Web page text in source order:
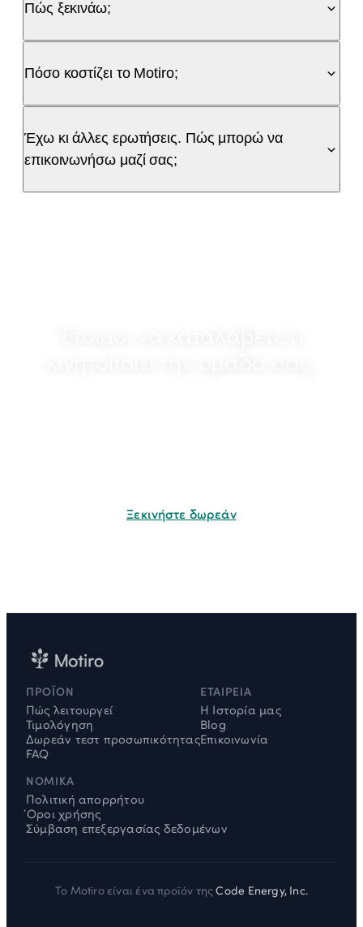
Πώς ξεκινάω;
Πόσο κοστίζει το Motiro;
Έχω κι άλλες ερωτήσεις. Πώς μπορώ να
επικοινωνήσω μαζί σας;
Ξεκινήστε δωρεάν
ΠΡΟΪΌΝ
Πώς λειτουργεί
Τιμολόγηση
Δωρεάν τεστ προσωπικότητας
FAQ
ΕΤΑΙΡΕΊΑ
Η Ιστορία μας
Blog
Επικοινωνία
ΝΟΜΙΚΆ
Πολιτική απορρήτου
Όροι χρήσης
Σύμβαση επεξεργασίας δεδομένων
Το Motiro είναι ένα προϊόν τηςCode Energy, Inc.